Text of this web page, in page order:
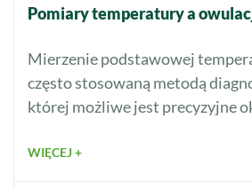
Pomiary temperatury a
Mierzenie podstawowej
często stosowaną metodą
której możliwe jest precyzyjne
WIĘCEJ +